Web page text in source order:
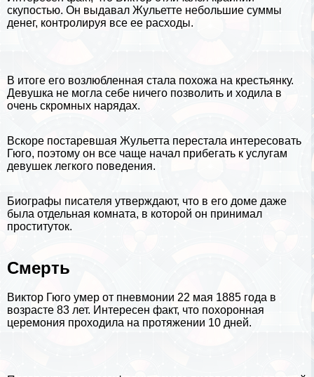
скупостью. Он выдавал Жульетте небольшие суммы
денег, контролируя все ее расходы.
В итоге его возлюбленная стала похожа на крестьянку.
Дeвyшка не могла себе ничего позволить и ходила в
очень скромных нарядах.
Вскоре постаревшая Жульетта перестала интересовать
Гюго, поэтому он все чаще начал прибегать к услугам
дeвyшек легкого поведения.
Биографы писателя утверждают, что в его доме даже
была отдельная комната, в которой он принимал
пpocтитуток.
Cмepть
Виктор Гюго умер от пневмонии 22 мая 1885 года в
возрасте 83 лет. Интересен факт, что похоронная
церемония проходила на протяжении 10 дней.